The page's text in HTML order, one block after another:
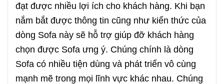
đạt được nhiều lợi ích cho khách hàng. Khi bạn
nắm bắt được thông tin cũng như kiến thức của
dòng Sofa này sẽ hỗ trợ giúp đỡ khách hàng
chọn được Sofa ưng ý. Chúng chính là dòng
Sofa có nhiều tiện dùng và phát triển vô cùng
mạnh mẽ trong mọi lĩnh vực khác nhau. Chúng